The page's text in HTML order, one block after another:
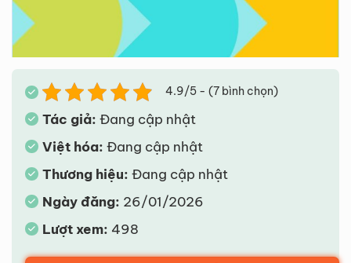
4.9/5 - (7 bình chọn)
Tác giả: Đang cập nhật
Việt hóa: Đang cập nhật
Thương hiệu: Đang cập nhật
Ngày đăng: 26/01/2026
Lượt xem: 498